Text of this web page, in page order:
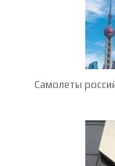
Самолеты